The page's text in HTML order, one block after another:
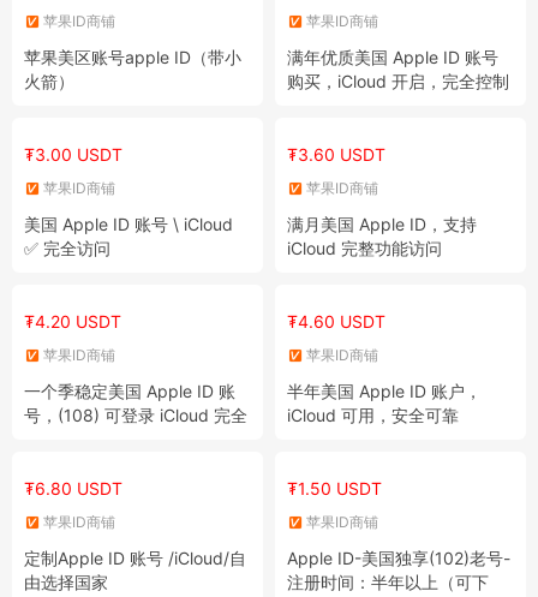
苹果ID商铺
苹果美区账号apple ID（带小
火箭）
苹果ID商铺
满年优质美国 Apple ID 账号
购买，iCloud 开启，完全控制
₮3.00 USDT
苹果ID商铺
美国 Apple ID 账号 \ iCloud
✅ 完全访问
₮3.60 USDT
苹果ID商铺
满月美国 Apple ID，支持
iCloud 完整功能访问
₮4.20 USDT
苹果ID商铺
一个季稳定美国 Apple ID 账
号，(108) 可登录 iCloud 完全
₮4.60 USDT
苹果ID商铺
半年美国 Apple ID 账户，
iCloud 可用，安全可靠
₮6.80 USDT
苹果ID商铺
定制Apple ID 账号 /iCloud/自
由选择国家
₮1.50 USDT
苹果ID商铺
Apple ID-美国独享(102)老号-
注册时间：半年以上（可下